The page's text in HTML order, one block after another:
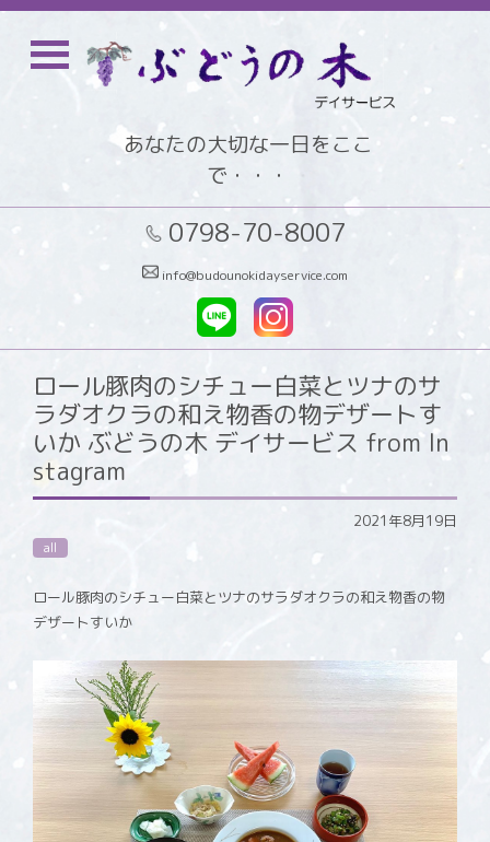
あなたの大切な一日をここ
で・・・
0798-70-8007
info@budounokidayservice.com
ロール豚肉のシチュー白菜とツナのサ
ラダオクラの和え物香の物デザートす
いか ぶどうの木 デイサービス from In
stagram
2021年8月19日
all
ロール豚肉のシチュー白菜とツナのサラダオクラの和え物香の物
デザートすいか